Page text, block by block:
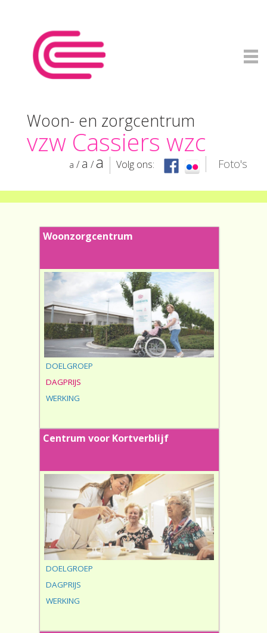
Woon- en zorgcentrum
vzw Cassiers wzc
a / a /a Volg ons:
Foto's
Woonzorgcentrum
DOELGROEP
DAGPRIJS
WERKING
Centrum voor Kortverblijf
DOELGROEP
DAGPRIJS
WERKING